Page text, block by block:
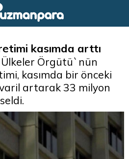
kasımda arttı
Örgütü`nün
kasımda bir önceki
artarak 33 milyon